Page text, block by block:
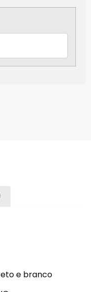
e branco